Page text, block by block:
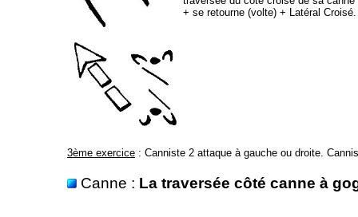
+ se retourne (volte) + Latéral Croisé.
3ème exercice : Canniste 2 attaque à gauche ou droite.
Canne : La traversée côté canne à